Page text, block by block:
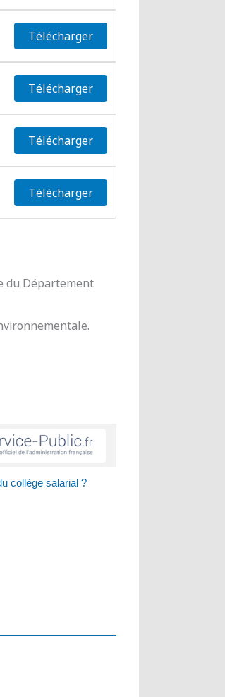
Télécharger
Télécharger
Télécharger
Télécharger
du Département
collège salarial ?